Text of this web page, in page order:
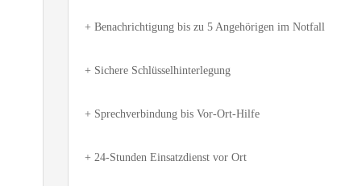
+ Benachrichtigung bis zu 5 Angehörigen im Notfall
+ Sichere Schlüsselhinterlegung
+ Sprechverbindung bis Vor-Ort-Hilfe
+ 24-Stunden Einsatzdienst vor Ort